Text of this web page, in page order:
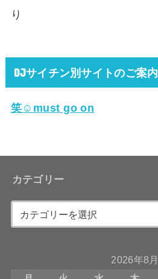
り
DJサイチン別サイトのご案内
笑☺must go on
カテゴリー
2026年8月